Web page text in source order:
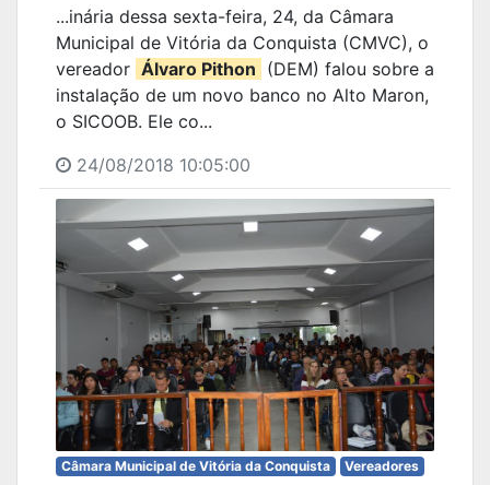
...inária dessa sexta-feira, 24, da Câmara
Municipal de Vitória da Conquista (CMVC), o
vereador Álvaro Pithon (DEM) falou sobre a
instalação de um novo banco no Alto Maron,
o SICOOB. Ele co...
24/08/2018 10:05:00
Câmara Municipal de Vitória da Conquista
Vereadores